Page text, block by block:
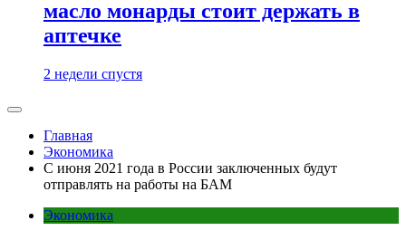
масло монарды стоит держать в
аптечке
2 недели спустя
Главная
Экономика
С июня 2021 года в России заключенных будут
отправлять на работы на БАМ
Экономика